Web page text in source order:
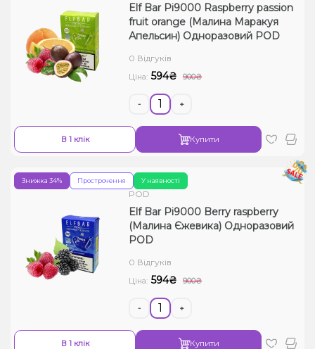
Elf Bar Pi9000 Raspberry passion
fruit orange (Малина Маракуя
Апельсин) Одноразовий POD
0 Відгуків
Ціна: 594₴ 900₴
- +
В 1 клік Купити
У наявності
Знижка 34% Прострочення
POD
Elf Bar Pi9000 Berry raspberry
(Малина Єжевика) Одноразовий
POD
0 Відгуків
Ціна: 594₴ 900₴
- +
В 1 клік Купити